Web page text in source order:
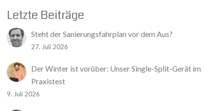
Letzte Beiträge
Steht der Sanierungsfahrplan vor dem Aus?
27. Juli 2026
Der Winter ist vorüber: Unser Single-Split-Gerät im
Praxistest
9. Juli 2026